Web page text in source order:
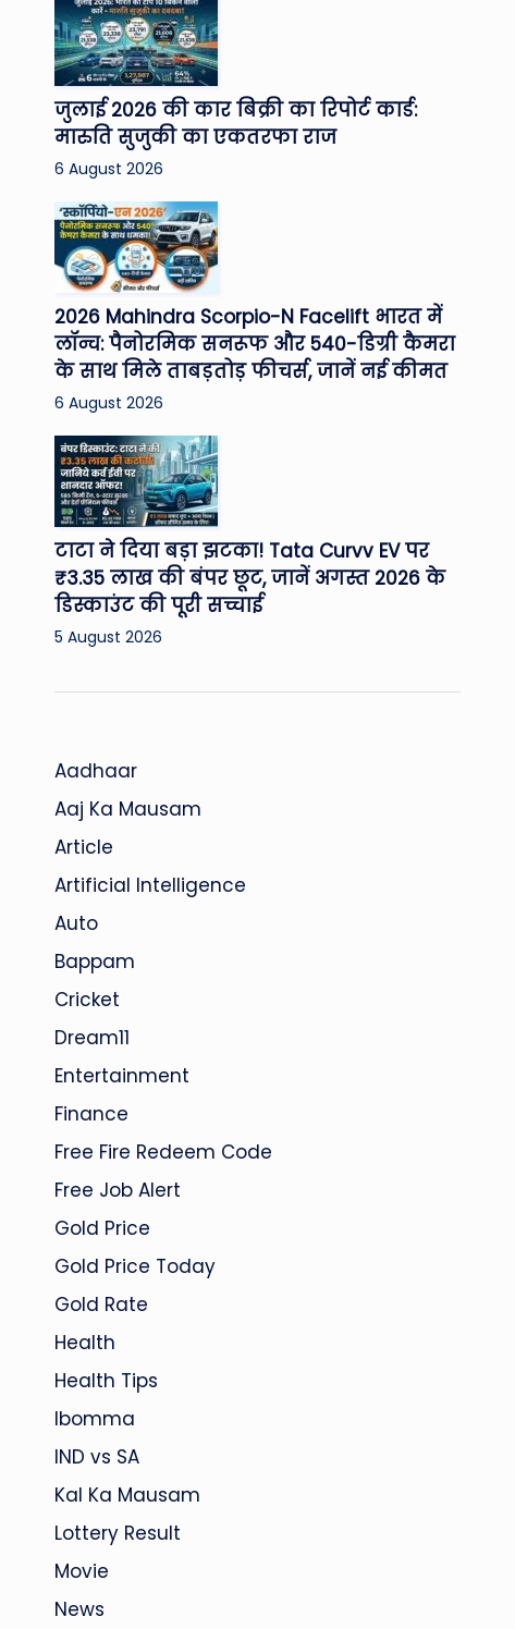
जुलाई 2026 की कार बिक्री का रिपोर्ट कार्ड:
मारुति सुजुकी का एकतरफा राज
6 August 2026
2026 Mahindra Scorpio-N Facelift भारत में
लॉन्च: पैनोरमिक सनरूफ और 540-डिग्री कैमरा
के साथ मिले ताबड़तोड़ फीचर्स, जानें नई कीमत
6 August 2026
टाटा ने दिया बड़ा झटका! Tata Curvv EV पर
₹3.35 लाख की बंपर छूट, जानें अगस्त 2026 के
डिस्काउंट की पूरी सच्चाई
5 August 2026
Aadhaar
Aaj Ka Mausam
Article
Artificial Intelligence
Auto
Bappam
Cricket
Dream11
Entertainment
Finance
Free Fire Redeem Code
Free Job Alert
Gold Price
Gold Price Today
Gold Rate
Health
Health Tips
Ibomma
IND vs SA
Kal Ka Mausam
Lottery Result
Movie
News